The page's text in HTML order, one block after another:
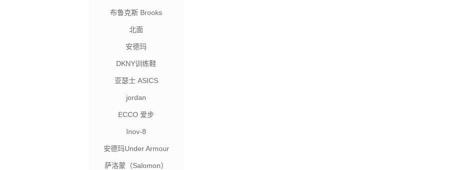
布鲁克斯 Brooks
北面
安德玛
DKNY训练鞋
亚瑟士 ASICS
jordan
ECCO 爱步
Inov-8
安德玛Under Armour
萨洛蒙（Salomon）